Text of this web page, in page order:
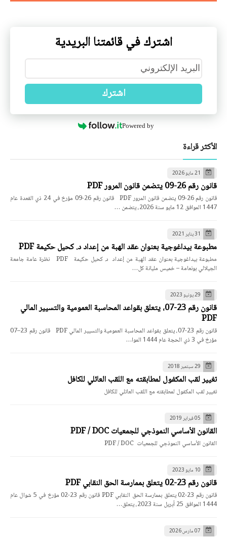
اشترك في قائمتنا البريدية
اشترك
Powered by
الأكثر قراءة
21 مايو 2026
قانون رقم 26-09 يتضمن قانون المرور PDF
قانون رقم 26-09 يتضمن قانون المرور PDF قانون رقم 26-09 مؤرخ في 24 ذي القعدة عام
1447 الموافق 12 مايو سنة 2026، يتضمن …
31 يناير 2021
مطبوعة بيداغوجية بعنوان عقد الهبة من إعداد د. كحيل حكيمة PDF
مطبوعة بيداغوجية بعنوان عقد الهبة من إعداد د. كحيل حكيمة PDF نظرة عامة جامعة
الجيلالي بونعامة – خميس مليانة كل…
29 يونيو 2023
قانون رقم 23-07، يتعلق بقواعد المحاسبة العمومية والتسيير المالي
PDF
قانون رقم 23-07، يتعلق بقواعد المحاسبة العمومية والتسيير المالي PDF قانون رقم 23–07
مؤرخ في 3 ذي الحجة عام 1444 الموا…
29 سبتمبر 2018
تغيير لقب المكفول لمطابقته مع اللقب العائلي للكافل
تغيير لقب المكفول لمطابقته مع اللقب العائلي للكافل
05 فبراير 2019
القانون الأساسي النموذجي للجمعيات PDF / DOC
القانون الأساسي النموذجي للجمعيات PDF / DOC
10 مايو 2023
قانون رقم 23-02 يتعلق بممارسة الحق النقابي PDF
قانون رقم 23-02 يتعلق بممارسة الحق النقابي PDF قانون رقم 23-02 مؤرخ في 5 شوال عام
1444 الموافق 25 أبريل سنة 2023، يتعلق…
07 مارس 2026